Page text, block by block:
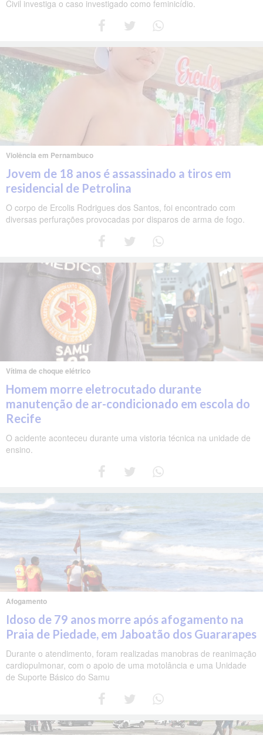
Civil investiga o caso investigado como feminicídio.
Violência em Pernambuco
Jovem de 18 anos é assassinado a tiros em
residencial de Petrolina
O corpo de Ercolis Rodrigues dos Santos, foi encontrado com
diversas perfurações provocadas por disparos de arma de fogo.
Vítima de choque elétrico
Homem morre eletrocutado durante
manutenção de ar-condicionado em escola do
Recife
O acidente aconteceu durante uma vistoria técnica na unidade de
ensino.
Afogamento
Idoso de 79 anos morre após afogamento na
Praia de Piedade, em Jaboatão dos Guararapes
Durante o atendimento, foram realizadas manobras de reanimação
cardiopulmonar, com o apoio de uma motolância e uma Unidade
de Suporte Básico do Samu